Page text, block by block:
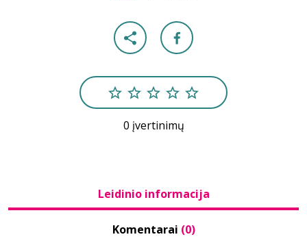
0 įvertinimų
Leidinio informacija
Komentarai (0)